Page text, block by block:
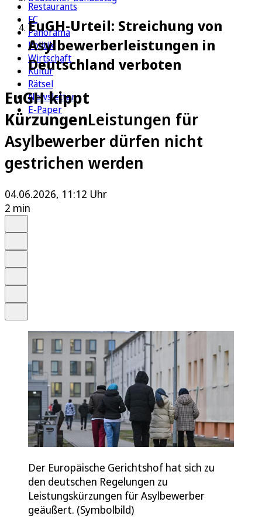
Restaurants
FC
Panorama
Politik
Wirtschaft
Kultur
Rätsel
Newsletter
E-Paper
EuGH-Urteil: Streichung von
Asylbewerberleistungen in
Deutschland verboten
EuGH kippt
KürzungenLeistungen für
Asylbewerber dürfen nicht
gestrichen werden
04.06.2026, 11:12 Uhr
2 min
Der Europäische Gerichtshof hat sich zu
den deutschen Regelungen zu
Leistungskürzungen für Asylbewerber
geäußert. (Symbolbild)